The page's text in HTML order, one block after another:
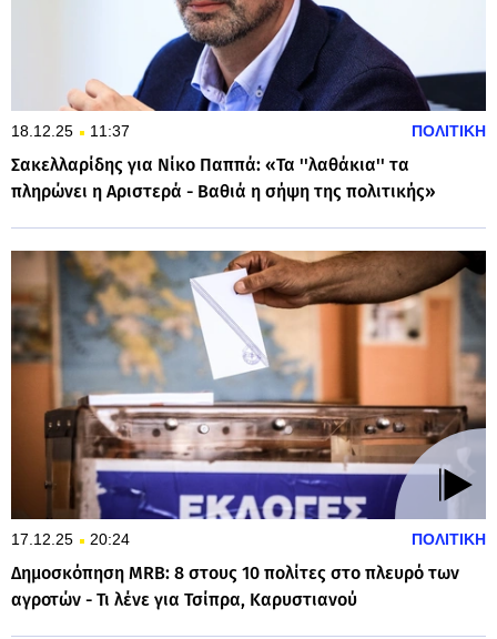
18.12.25 11:37 ΠΟΛΙΤΙΚΗ
Σακελλαρίδης για Νίκο Παππά: «Τα ''λαθάκια'' τα
πληρώνει η Αριστερά - Βαθιά η σήψη της πολιτικής»
17.12.25 20:24 ΠΟΛΙΤΙΚΗ
Δημοσκόπηση MRB: 8 στους 10 πολίτες στο πλευρό των
αγροτών - Τι λένε για Τσίπρα, Καρυστιανού